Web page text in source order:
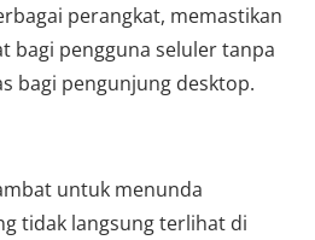
perangkat, memastikan
bagi pengguna seluler tanpa
bagi pengunjung desktop.
untuk menunda
tidak langsung terlihat di